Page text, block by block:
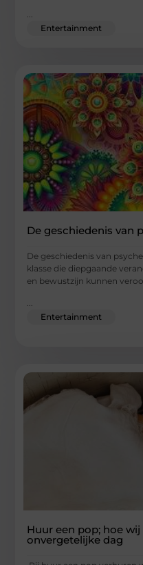
Entertainment
De geschiedenis van
De geschiedenis van
klasse die diepgaande
en bewustzijn kunnen
Entertainment
Huur een pop; hoe
onvergetelijke dag